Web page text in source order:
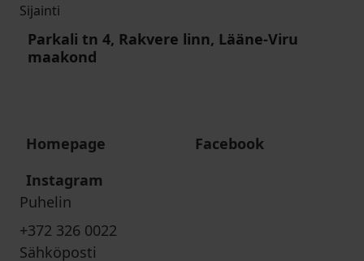
Sijainti
Parkali tn 4, Rakvere linn, Lääne-Viru
maakond
Homepage
Facebook
Instagram
Puhelin
+372 326 0022
Sähköposti